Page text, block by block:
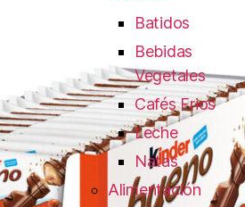
Batidos
Bebidas
Vegetales
Cafés Frios
Leche
Natas
Alimentación